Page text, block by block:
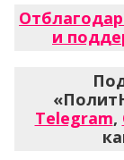
и
Telegram,